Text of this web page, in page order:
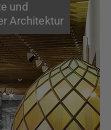
und
Architektur